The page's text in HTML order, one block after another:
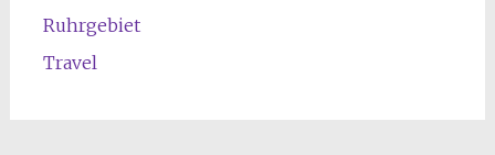
Ruhrgebiet
Travel